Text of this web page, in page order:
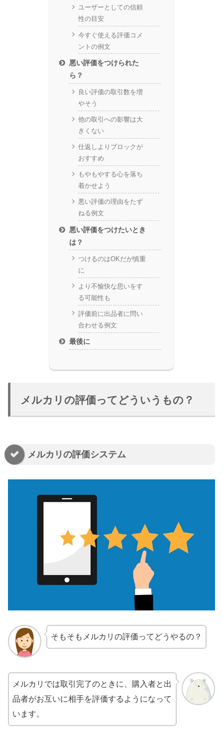
ユーザーとしての信頼
性の目安
今すぐ使える評価コメ
ントの例文
悪い評価をつけられた
ら？
良い評価の取引数を増
やそう
他の取引への影響は大
きくない
仕返しよりブロックが
おすすめ
もやもやする心を落ち
着かせよう
悪い評価の理由をたず
ねる例文
悪い評価をつけたいとき
は？
つけるのはOKだが慎重
に
より不愉快な思いをす
る可能性も
評価前に出品者に問い
合わせる例文
最後に
メルカリの評価ってどういうもの？
メルカリの評価システム
そもそもメルカリの評価ってどうやるの？
メルカリでは取引完了のときに、購入者と出
品者がお互いに相手を評価するようになって
います。